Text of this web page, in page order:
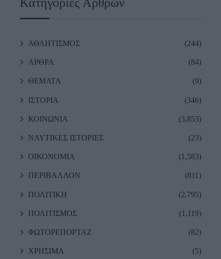
ΑΘΛΗΤΙΣΜΟΣ (244)
ΑΡΘΡΑ (84)
ΘΕΜΑΤΑ (9)
ΙΣΤΟΡΙΑ (346)
ΚΟΙΝΩΝΙΑ (3,853)
ΝΑΥΤΙΚΕΣ ΙΣΤΟΡΙΕΣ (23)
ΟΙΚΟΝΟΜΙΑ (1,583)
ΠΕΡΙΒΑΛΛΟΝ (811)
ΠΟΛΙΤΙΚΗ (2,795)
ΠΟΛΙΤΙΣΜΟΣ (1,119)
ΦΩΤΟΡΕΠΟΡΤΑΖ (82)
ΧΡΗΣΙΜΑ (5)